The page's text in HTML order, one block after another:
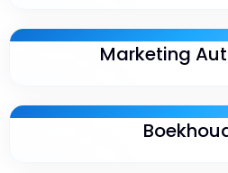
Marketing